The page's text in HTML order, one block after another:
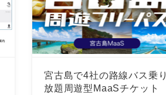
宮古島で4社の路線バス乗り
放題周遊型MaaSチケット